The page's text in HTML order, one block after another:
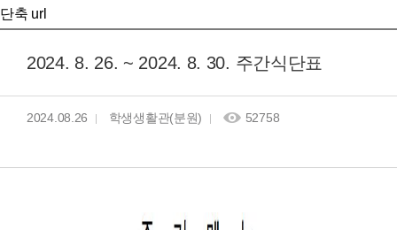
단축 url
2024. 8. 26. ~ 2024. 8. 30. 주간식단표
2024.08.26 학생생활관(분원) 52758